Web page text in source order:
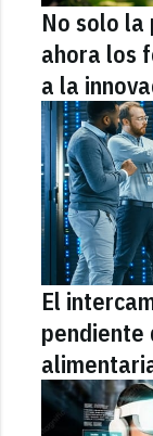
No solo la
ahora los
a la
El
pendiente